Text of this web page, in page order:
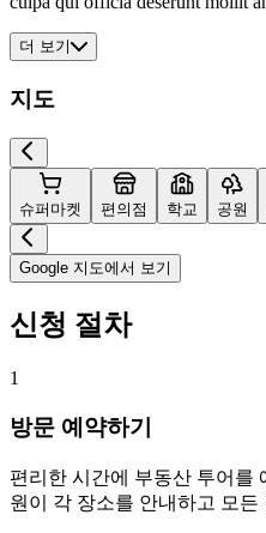
더 보기
지도
슈퍼마켓 편의점 학교 공원
Google 지도에서 보기
신청 절차
1
방문 예약하기
편리한 시간에 부동산 투어를
원이 각 장소를 안내하고 모